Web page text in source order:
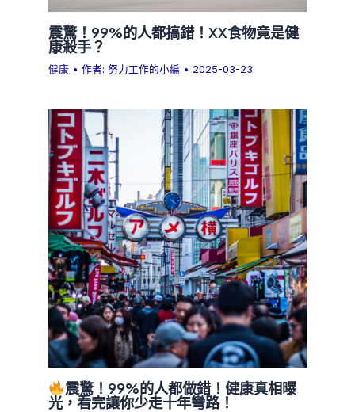
震驚！99%的人都搞錯！XX食物竟是健
康殺手？
健康 • 作者:努力工作的小編 • 2025-03-23
震驚！99%的人都做錯！健康真相曝
光，看完讓你少走十年彎路！